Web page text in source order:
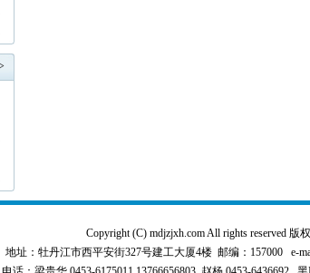
Copyright (C) mdjzjxh.com All rights reserved
地址：牡丹江市西平安街327号建工大厦4楼 邮编：157000 e-